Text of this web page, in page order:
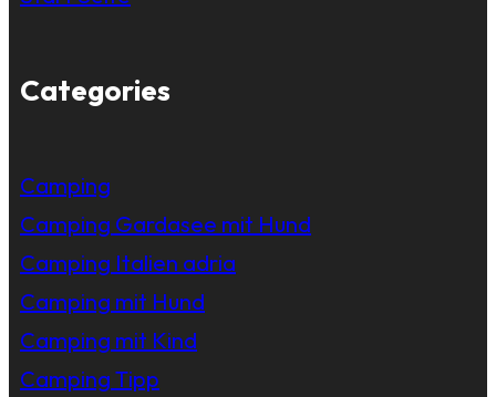
Categories
Camping
Camping Gardasee mit Hund
Camping Italien adria
Camping mit Hund
Camping mit Kind
Camping Tipp